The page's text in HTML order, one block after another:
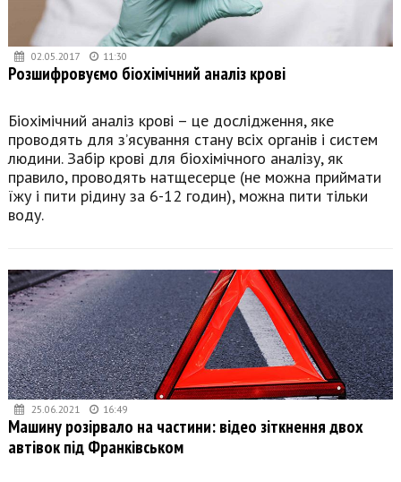
02.05.2017 11:30
Розшифровуємо біохімічний аналіз крові
Біохімічний аналіз крові – це дослідження, яке
проводять для з’ясування стану всіх органів і систем
людини. Забір крові для біохімічного аналізу, як
правило, проводять натщесерце (не можна приймати
їжу і пити рідину за 6-12 годин), можна пити тільки
воду.
25.06.2021 16:49
Машину розірвало на частини: відео зіткнення двох
автівок під Франківськом